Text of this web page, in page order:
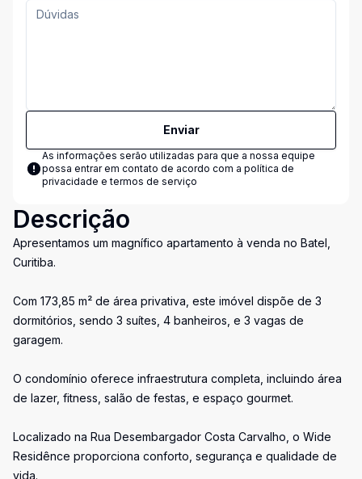
Enviar
As informações serão utilizadas para que a nossa equipe
possa entrar em contato de acordo com a política de
privacidade e termos de serviço
Descrição
Apresentamos um magnífico apartamento à venda no Batel,
Curitiba.
Com 173,85 m² de área privativa, este imóvel dispõe de 3
dormitórios, sendo 3 suítes, 4 banheiros, e 3 vagas de
garagem.
O condomínio oferece infraestrutura completa, incluindo área
de lazer, fitness, salão de festas, e espaço gourmet.
Localizado na Rua Desembargador Costa Carvalho, o Wide
Residênce proporciona conforto, segurança e qualidade de
vida.